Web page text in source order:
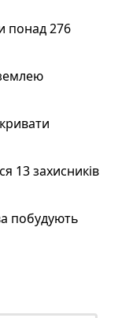
понад 276
13 захисників
побудують